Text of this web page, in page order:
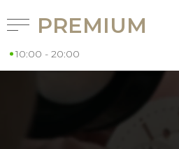
PREMIUM
10:00 - 20:00